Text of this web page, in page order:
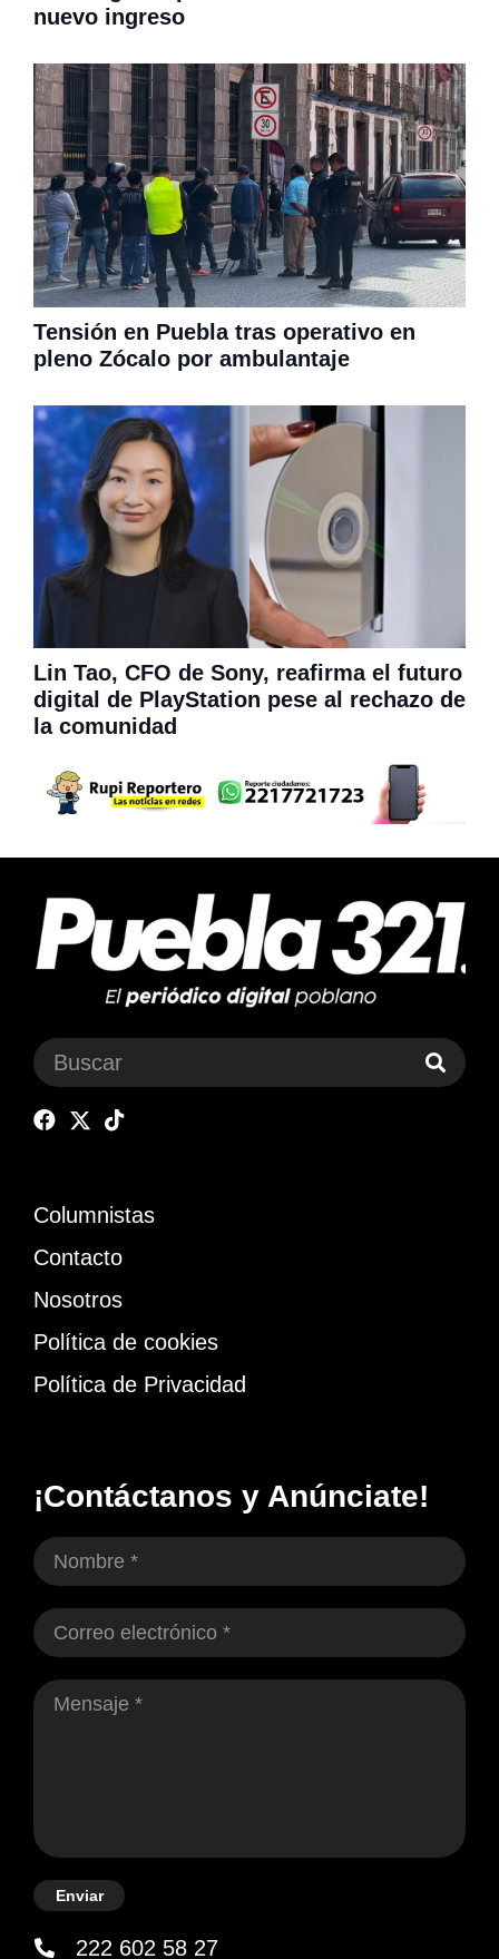
nuevo ingreso
Tensión en Puebla tras operativo en
pleno Zócalo por ambulantaje
Lin Tao, CFO de Sony, reafirma el futuro
digital de PlayStation pese al rechazo de
la comunidad
Columnistas
Contacto
Nosotros
Política de cookies
Política de Privacidad
¡Contáctanos y Anúnciate!
Enviar
222 602 58 27